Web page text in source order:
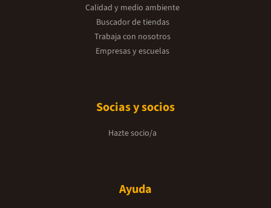
Calidad y medio ambiente
Buscador de tiendas
Trabaja con nosotros
Empresas y escuelas
Socias y socios
Hazte socio/a
Ayuda